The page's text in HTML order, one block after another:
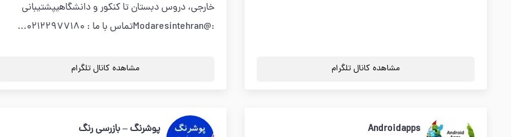
مشاهده کانال تلگرام
خارجی، دروس دبستان تا کنکور و دانشگاهیپشتیبانی
:@Modaresintehranتماس با ما : 02122977180...
مشاهده کانال تلگرام
Androidapps پوشرنگ – بازرسی رنگ